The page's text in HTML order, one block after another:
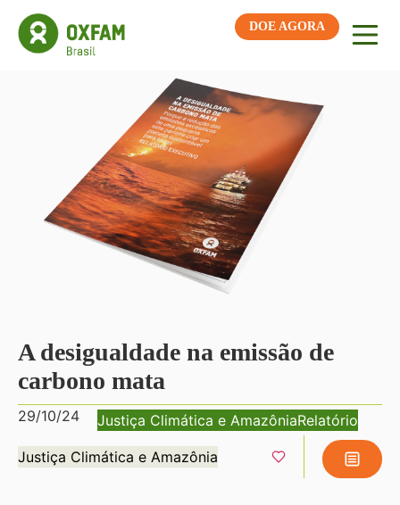
DOE AGORA
A desigualdade na emissão de
carbono mata
29/10/24 Justiça Climática e AmazôniaRelatório
Justiça Climática e Amazônia